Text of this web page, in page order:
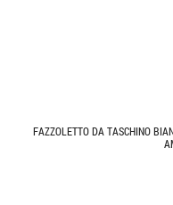
FAZZOLETTO DA TASCHINO